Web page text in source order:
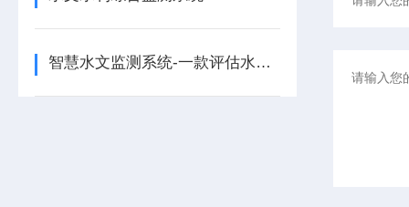
智慧水文监测系统-一款评估水坝工程的水库水文监测系统2025+派+送